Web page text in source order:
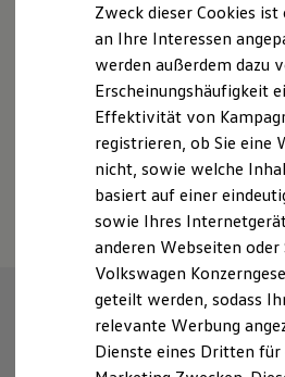
Laden
Laden unterwegs
Laden Zuhause
Ladezeitensimulator
Batterie
Sicherheit
Garantie und
Nachhaltigkeit
Technologie
Kosten und Kauf
Verbrauchskosten
Kaufoptionen
E-Auto-Förderung
Software und
Die ID. Software 6
ID. Software
Digitale Extras
Schnittstellen zu
Fahrzeugangebot
Serviceanfrage stellen
Zweck dieser Cookies
an Ihre Interessen
werden außerdem dazu
Erscheinungshäufigkeit
Effektivität von
registrieren, ob Sie eine
nicht, sowie welche
basiert auf einer
sowie Ihres
anderen Webseiten
Volkswagen
geteilt werden, sodass
relevante Werbung
Dienste eines Dritten